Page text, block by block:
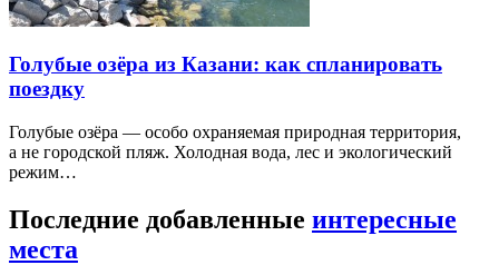
Голубые озёра из Казани: как спланировать
поездку
Голубые озёра — особо охраняемая природная территория,
а не городской пляж. Холодная вода, лес и экологический
режим…
Последние добавленные интересные
места